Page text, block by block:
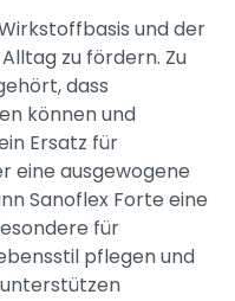
und der
zu fördern. Zu
dass
können und
Ersatz für
eine ausgewogene
Sanoflex Forte eine
für
pflegen und